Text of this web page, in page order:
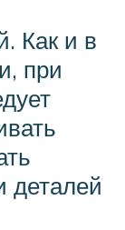
Как и в
при
деталей